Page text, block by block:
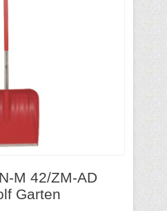
M 42/ZM-AD
Garten